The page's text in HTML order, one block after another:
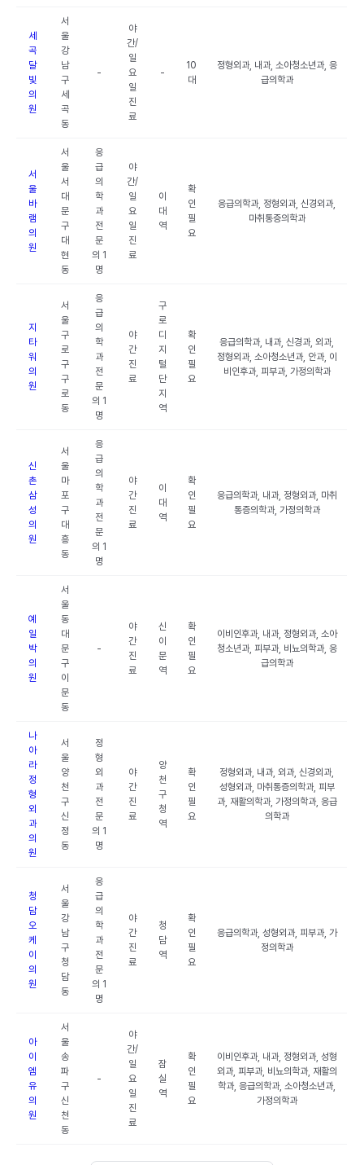
세
곡
달
빛
의
원
서
울
강
남
구
세
곡
동
-
야
간/
일
요
일
진
료
-
10
대
정형외과, 내과, 소아청소년과, 응
급의학과
서
울
바
램
의
원
서
울
서
대
문
구
대
현
동
응
급
의
학
과
전
문
의 1
명
야
간/
일
요
일
진
료
이
대
역
확
인
필
요
응급의학과, 정형외과, 신경외과,
마취통증의학과
지
타
워
의
원
서
울
구
로
구
구
로
동
응
급
의
학
과
전
문
의 1
명
야
간
진
료
구
로
디
지
털
단
지
역
확
인
필
요
응급의학과, 내과, 신경과, 외과,
정형외과, 소아청소년과, 안과, 이
비인후과, 피부과, 가정의학과
신
촌
삼
성
의
원
서
울
마
포
구
대
흥
동
응
급
의
학
과
전
문
의 1
명
야
간
진
료
이
대
역
확
인
필
요
응급의학과, 내과, 정형외과, 마취
통증의학과, 가정의학과
예
일
박
의
원
서
울
동
대
문
구
이
문
동
-
야
간
진
료
신
이
문
역
확
인
필
요
이비인후과, 내과, 정형외과, 소아
청소년과, 피부과, 비뇨의학과, 응
급의학과
나
아
라
정
형
외
과
의
원
서
울
양
천
구
신
정
동
정
형
외
과
전
문
의 1
명
야
간
진
료
양
천
구
청
역
확
인
필
요
정형외과, 내과, 외과, 신경외과,
성형외과, 마취통증의학과, 피부
과, 재활의학과, 가정의학과, 응급
의학과
청
담
오
케
이
의
원
서
울
강
남
구
청
담
동
응
급
의
학
과
전
문
의 1
명
야
간
진
료
청
담
역
확
인
필
요
응급의학과, 성형외과, 피부과, 가
정의학과
아
이
엠
유
의
원
서
울
송
파
구
신
천
동
-
야
간/
일
요
일
진
료
잠
실
역
확
인
필
요
이비인후과, 내과, 정형외과, 성형
외과, 피부과, 비뇨의학과, 재활의
학과, 응급의학과, 소아청소년과,
가정의학과